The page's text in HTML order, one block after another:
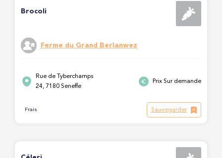
Brocoli
Ferme du Grand Berlanwez
Rue de Tyberchamps
24, 7180 Seneffe
Prix Sur demande
Frais Sauvegarder